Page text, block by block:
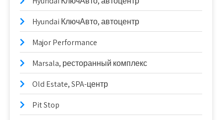
Hyundai КлючАвто, автоцентр
Major Performance
Marsala, ресторанный комплекс
Old Estate, SPA-центр
Pit Stop